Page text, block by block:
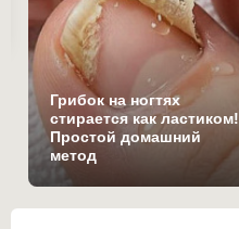
Грибок на ногтях
стирается как ластиком!
Простой домашний
метод